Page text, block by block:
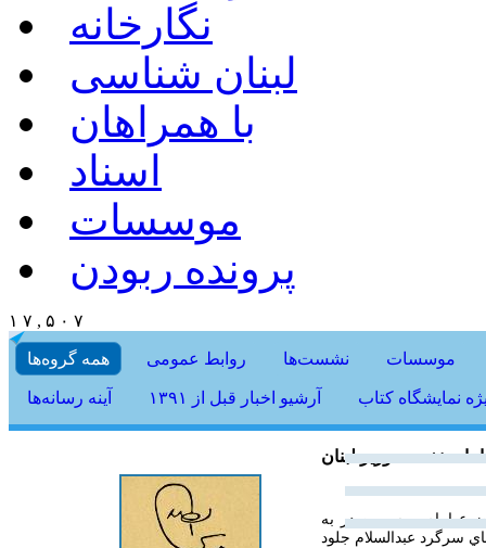
نگارخانه
لبنان شناسی
با همراهان
اسناد
موسسات
پرونده ربودن
۱ ۷ , ۵ ۰ ۷
همه گروه‌ها روابط عمومی نشست‌ها موسسات
آینه رسانه‌ها آرشیو اخبار قبل از ۱۳۹۱ نمایشگاه کتاب
نخست وزير لبنان
امام موسی صدر به
سرگرد عبدالسلام جلود